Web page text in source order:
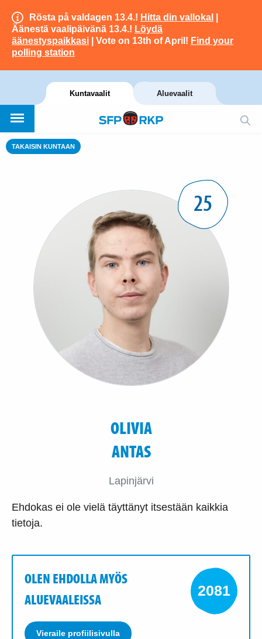
Rösta på valdagen 13.4.! Hitta din vallokal
Äänestä vaalipäivänä 13.4.! Löydä
äänestyspaikkasi | Vote on 13th of April! Find your
polling station
Kuntavaalit Aluevaalit
TAKAISIN KUNTAAN
25
OLIVIA
ANTAS
Lapinjärvi
Ehdokas ei ole vielä täyttänyt itsestään kaikkia
tietoja.
OLEN EHDOLLA MYÖS
ALUEVAALEISSA
Vieraile profiilisivulla
2081